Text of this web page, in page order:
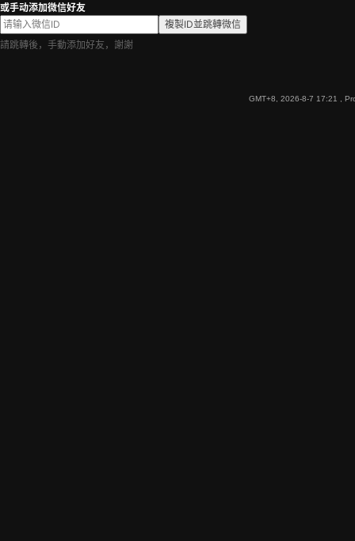
或手动添加微信好友
複製ID並跳轉微信
請跳轉後，手動添加好友，謝謝
GMT+8, 2026-8-7 17:21 ,